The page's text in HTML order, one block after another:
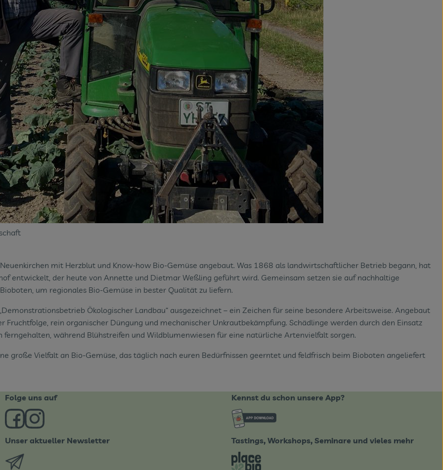
mit Herzblut und Know-how Bio-Gemüse angebaut. Was 1868 als landwirtschaftlicher Betrieb begann, hat
entwickelt, der heute von Annette und Dietmar Weßling geführt wird. Gemeinsam setzen sie auf nachhaltige
um regionales Bio-Gemüse in bester Qualität zu liefern.
Ökologischer Landbau“ ausgezeichnet – ein Zeichen für seine besondere Arbeitsweise. Angebaut
rein organischer Düngung und mechanischer Unkrautbekämpfung. Schädlinge werden durch den Einsatz
während Blühstreifen und Wildblumenwiesen für eine natürliche Artenvielfalt sorgen.
große Vielfalt an Bio-Gemüse, das täglich nach euren Bedürfnissen geerntet und feldfrisch beim Bioboten angeliefert
Folge uns auf
Externer Link zu https://www.facebook.com/derBiobote/
Externer Link zu https://www.instagram.com/biobote_de/
Unser aktueller Newsletter
Externer Link zu https://biobote.de/mailvorlage/newsletter-0826.html
Kennst du schon unsere App?
Externer Link zu https://www.biobote-
Tastings, Workshops, Seminare und vieles mehr
Externer Link zu https://place2bio.de/